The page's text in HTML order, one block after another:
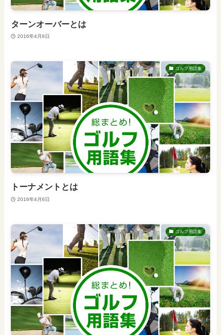
ターンオーバーとは
2016年4月6日
ゴルフ用語集
トーナメントとは
2016年4月6日
ゴルフ用語集